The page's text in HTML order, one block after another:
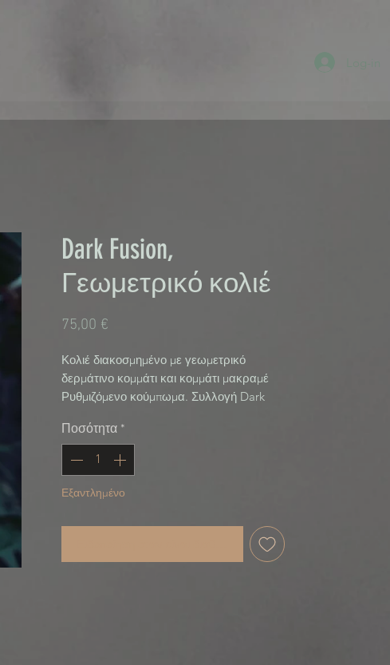
Dark Fusion,
Γεωμετρικό κολιέ
75,00 €
Κολιέ διακοσμημένο με γεωμετρικό
δερμάτινο κομμάτι και κομμάτι μακραμέ
Ρυθμιζόμενο κούμπωμα. Συλλογή Dark
μαύρου κερασιού.
Ποσότητα *
Εξαντλημένο